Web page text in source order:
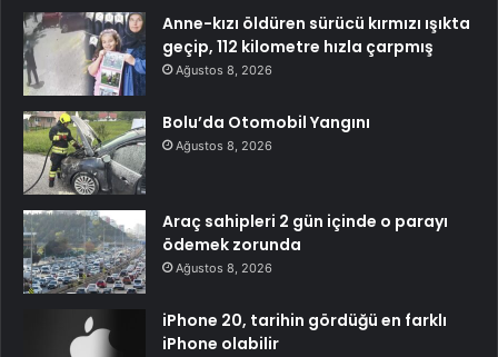
Anne-kızı öldüren sürücü kırmızı ışıkta
geçip, 112 kilometre hızla çarpmış
Ağustos 8, 2026
Bolu’da Otomobil Yangını
Ağustos 8, 2026
Araç sahipleri 2 gün içinde o parayı
ödemek zorunda
Ağustos 8, 2026
iPhone 20, tarihin gördüğü en farklı
iPhone olabilir